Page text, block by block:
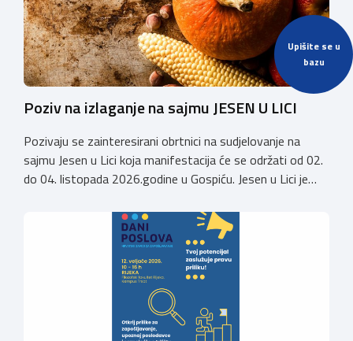
Upišite se u
bazu
Poziv na izlaganje na sajmu JESEN U LICI
Pozivaju se zainteresirani obrtnici na sudjelovanje na
sajmu Jesen u Lici koja manifestacija će se održati od 02.
do 04. listopada 2026.godine u Gospiću. Jesen u Lici je
u Gospiću i prerasla je u najznačajnjiju gospodarsku,
kulturnu i etno manifestaciju na području Ličko-senjske
županije. Organizator izložbe […]